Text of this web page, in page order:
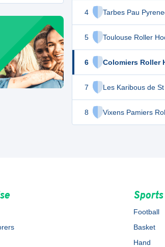
4 Tarbes Pau
5 Toulouse Roller
6 Colomiers Roller
7 Les Karibous de
8 Vixens Pamiers
Sports
Football
Basket
Hand